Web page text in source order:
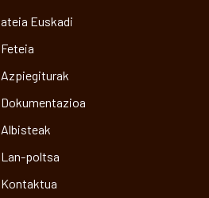
ateia Euskadi
Feteia
Azpiegiturak
Dokumentazioa
Albisteak
Lan-poltsa
Kontaktua